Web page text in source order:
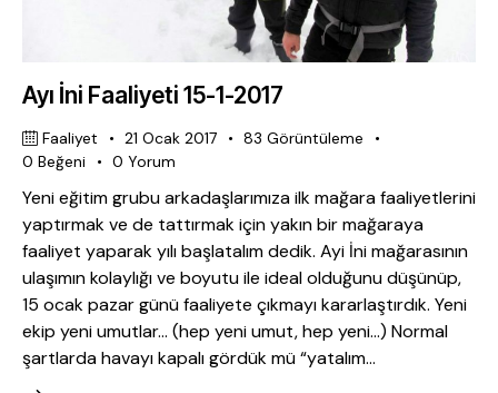
Ayı İni Faaliyeti 15-1-2017
Faaliyet 21 Ocak 2017 83 Görüntüleme
0 Beğeni 0 Yorum
Yeni eğitim grubu arkadaşlarımıza ilk mağara faaliyetlerini
yaptırmak ve de tattırmak için yakın bir mağaraya
faaliyet yaparak yılı başlatalım dedik. Ayi İni mağarasının
ulaşımın kolaylığı ve boyutu ile ideal olduğunu düşünüp,
15 ocak pazar günü faaliyete çıkmayı kararlaştırdık. Yeni
ekip yeni umutlar… (hep yeni umut, hep yeni…) Normal
şartlarda havayı kapalı gördük mü “yatalım…